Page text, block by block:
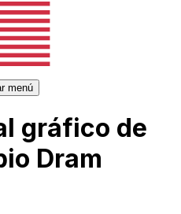
menú
gráfico de
Dram